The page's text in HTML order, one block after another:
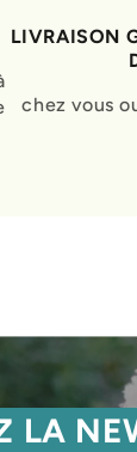
LIVRAISON
chez vous
LA